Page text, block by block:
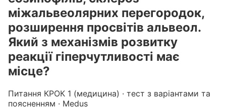
міжальвеолярних перегородок,
розширення просвітів альвеол.
Який з механізмів розвитку
реакції гіперчутливості має
місце?
Питання КРОК 1 (медицина) · тест з варіантами та
поясненням · Medus